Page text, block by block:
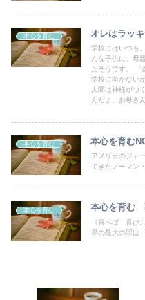
本心を育む オレはラッ
学校にはいつも
んな子供に、母
たそうです。 『
学校に向かない
人間は神様がつ
んだよ。お母さ
本心を育む 本心を育む
アメリカのジャ
てきたノーマン
本心を育む 本心を育む
《喜べば 喜び
界の最大の罪は